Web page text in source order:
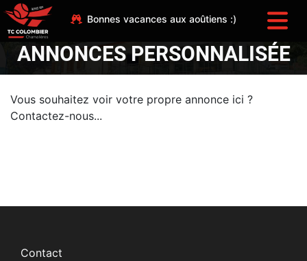
Bonnes vacances aux aoûtiens :)
ANNONCES PERSONNALISÉE
Vous souhaitez voir votre propre annonce ici ?
Contactez-nous...
Contact